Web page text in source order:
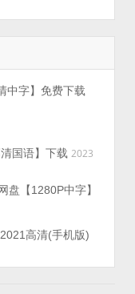
中字】免费下载
国语】下载 2023
盘【1280P中字】
高清(手机版)